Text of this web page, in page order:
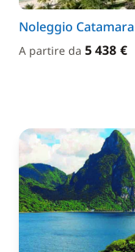
Noleggio
A partire da 5 438 €